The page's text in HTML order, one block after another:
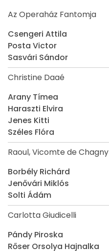
Az Operaház Fantomja
Csengeri Attila
Posta Victor
Sasvári Sándor
Christine Daaé
Arany Tímea
Haraszti Elvira
Jenes Kitti
Széles Flóra
Raoul, Vicomte de Chagny
Borbély Richárd
Jenővári Miklós
Solti Ádám
Carlotta Giudicelli
Pándy Piroska
Rőser Orsolya Hajnalka